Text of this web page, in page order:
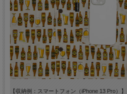
【収納例：スマートフォン（iPhone 13 Pro）】